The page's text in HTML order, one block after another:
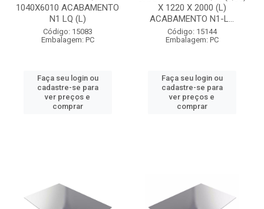
1040X6010 ACABAMENTO
N1 LQ (L)
Código: 15083
Embalagem: PC
Faça seu login ou
cadastre-se para
ver preços e
comprar
X 1220 X 2000 (L)
ACABAMENTO N1-L...
Código: 15144
Embalagem: PC
Faça seu login ou
cadastre-se para
ver preços e
comprar